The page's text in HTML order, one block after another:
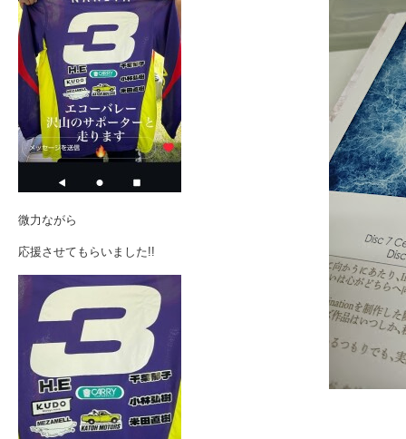
微力ながら
応援させてもらいました!!